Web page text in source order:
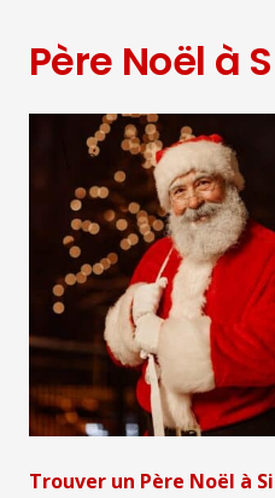
Père Noël à
Trouver un Père Noël à